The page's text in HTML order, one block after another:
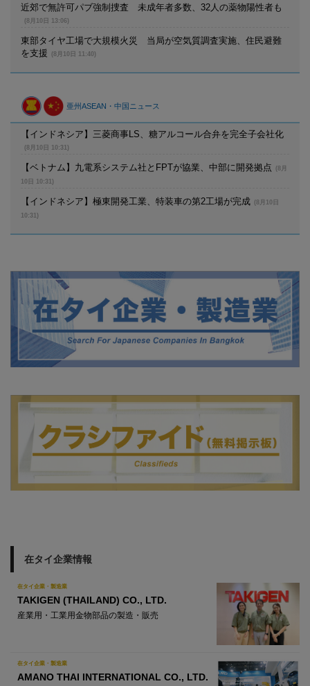
近郊で無許可パブ強制捜査 未成年者多数、32人の薬物陽性者も
(8月10日 13:06)
東部タイヤ工場で大規模火災 当局が空気質調査実施、住民避難
を支援
(8月10日 11:40)
亜州ASEAN・中国ニュース
【インドネシア】三菱商事LS、糖アルコール合弁を完全子会社化
(8月10日 10:31)
【ベトナム】九電系システム社とFPTが協業、中部に開発拠点
(8月
10日 10:31)
【インドネシア】極東開発工業、特装車の第2工場が完成
(8月10日
10:31)
在タイ企業情報
在タイ企業・製造業
TAKIGEN (THAILAND) CO., LTD.
産業用・工業用金物部品の製造・販売
在タイ企業・製造業
AMANO THAI INTERNATIONAL CO., LTD.